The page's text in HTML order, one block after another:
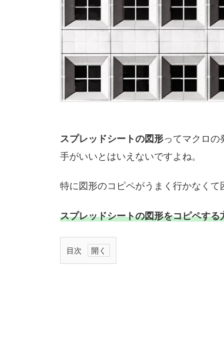
スプレッドシートの図形ってマクロの
手がいいとはいえないですよね。
特に図形のコピペがうまく行かなくて
スプレッドシートの図形をコピペする
目次
1.